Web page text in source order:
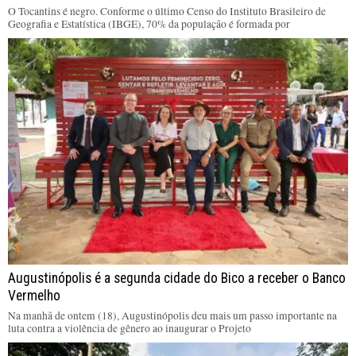
O Tocantins é negro. Conforme o último Censo do Instituto Brasileiro de
Geografia e Estatística (IBGE), 70% da população é formada por
Augustinópolis é a segunda cidade do Bico a receber o Banco
Vermelho
Na manhã de ontem (18), Augustinópolis deu mais um passo importante na
luta contra a violência de gênero ao inaugurar o Projeto